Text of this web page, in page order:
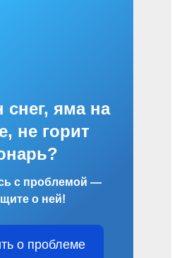
снег, яма на
не горит
с проблемой —
о ней!
о проблеме